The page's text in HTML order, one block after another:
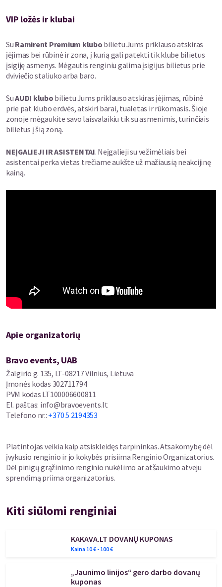
reiškia troškimą, kad atmintis galėtų tekėti atgal. „Žodis
„avenoir“ reiškia, kad mes judame per gyvenimą tarsi irkluotojai:
nematome, kur link judame, – sako atlikėjas. – Šio albumo
dainos apie liūdesį, apgailestavimą, neblėstančią meilę. Tai
raginimas gyventi visavertį gyvenimą čia ir dabar“, – sako C.
Scott.
C. Scott ir jo didžiausias iki šiol solinis koncertas Lietuvoje – jau
spalio 31 d. Kauno „Žalgirio“ arenoje.
VIP ložės ir klubai
Su Ramirent Premium klubo bilietu Jums priklauso atskiras
įėjimas bei rūbinė ir zona, į kurią gali patekti tik klube bilietus
įsigiję asmenys. Mėgautis renginiu galima įsigijus bilietus prie
dviviečio staliuko arba baro.
SuAUDI klubo bilietu Jums priklauso atskiras įėjimas, rūbinė
prie pat klubo erdvės, atskiri barai, tualetas ir rūkomasis. Šioje
zonoje mėgaukite savo laisvalaikiu tik su asmenimis, turinčiais
bilietus į šią zoną.
NEĮGALIEJI IR ASISTENTAI. Neįgalieji su vežimėliais bei
asistentai perka vietas trečiame aukšte už mažiausią neakcijinę
kainą.
Apie organizatorių
Bravo events, UAB
Žalgirio g. 135, LT-08217 Vilnius, Lietuva
Įmonės kodas 302711794
PVM kodas LT100006600811
El. paštas: info@bravoevents.lt
Telefono nr.: +370 5 2194353
Platintojas veikia kaip atsiskleidęs tarpininkas. Atsakomybę dėl
įvykusio renginio ir jo kokybės prisiima Renginio Organizatorius.
Dėl pinigų grąžinimo renginio nukėlimo ar atšaukimo atveju
sprendimą priima organizatorius.
Kiti siūlomi renginiai
KAKAVA.LT DOVANŲ KUPONAS
Kaina 10€ - 100€
„Jaunimo linijos“ gero darbo dovanų
kuponas